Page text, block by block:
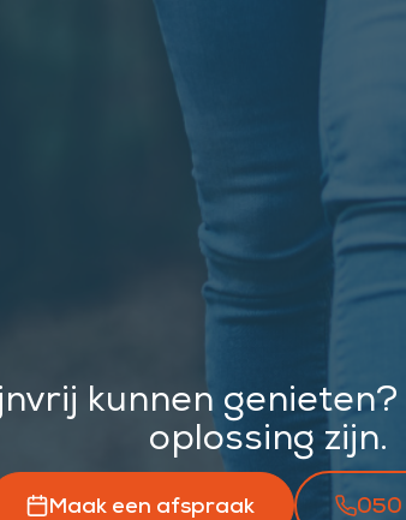
kunnen
oplossing zijn.
Maak een afspraak 050